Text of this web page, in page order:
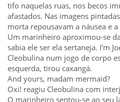
tifo naquelas ruas, nos becos
afastados. Nas imagens
morta repousavam a náusea e a
Um marinheiro aproximou-se
sabia ele ser ela sertaneja. I'm
Cleobulina num jogo de corpo
esquerda, tirou caxangá.
And yours, madam mermaid?
Oxi! reagiu Cleobulina com
O marinheiro sentou-se ao seu